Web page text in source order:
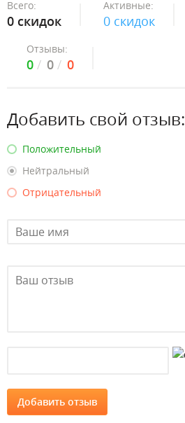
Всего:
0 скидок
Активные:
0 скидок
Отзывы:
0 0 0
Добавить свой отзыв:
Положительный
Нейтральный
Отрицательный